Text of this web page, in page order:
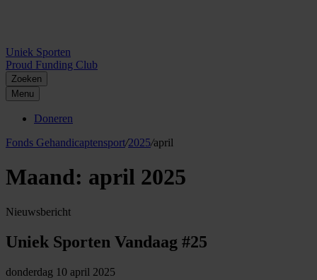
Uniek Sporten
Proud Funding Club
Zoeken
Menu
Doneren
Fonds Gehandicaptensport/2025/april
Maand: april 2025
Nieuwsbericht
Uniek Sporten Vandaag #25
donderdag 10 april 2025